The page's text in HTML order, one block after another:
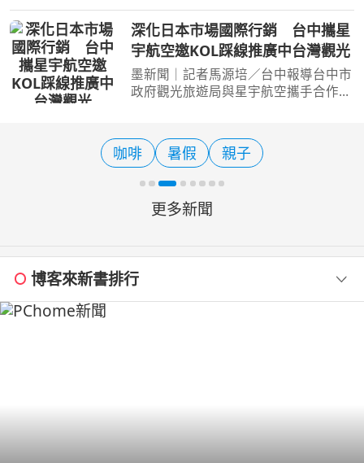
合報導】每年農曆七月來臨前，嘉義布
袋有一場流傳超過百年的神秘儀式，沒
有炫目的煙火，也沒有華
深化日本市場國際行銷 台中攜星
宇航空邀KOL踩線推廣中台灣觀光
墨新聞｜記者馬源培／台中報導台中市
政府觀光旅遊局與星宇航空攜手合作辦
體驗台中「山、海、屯、城」多元觀光
特色，結合KOL社群影響
咖啡 暑假 親子
更多新聞
博客來新書排行